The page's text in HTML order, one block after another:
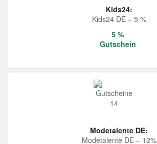
Kids24:
Kids24 DE – 5 %
5 %
Gutschein
Modetalente DE:
Modetalente DE – 12%